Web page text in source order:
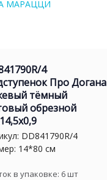
4
Про Догана
тёмный
обрезной
DD841790R/4
14*80 см
в упаковке: 6шт